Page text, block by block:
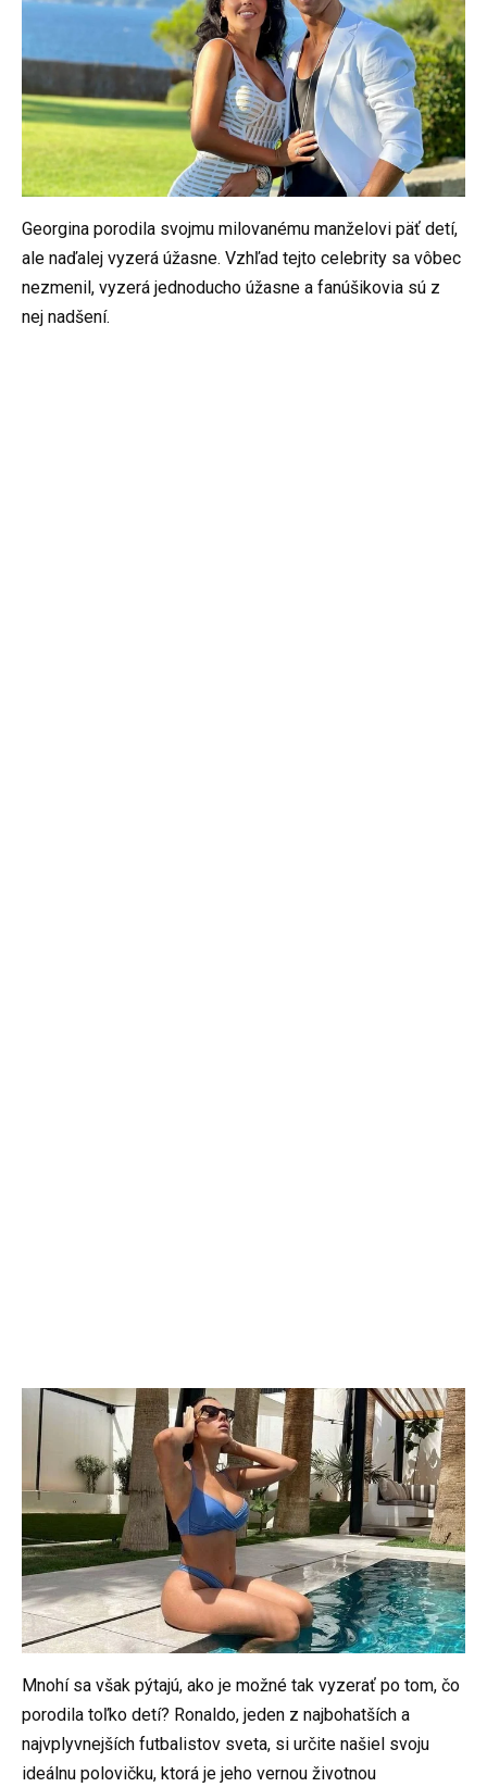
Georgina porodila svojmu milovanému manželovi päť detí,
ale naďalej vyzerá úžasne. Vzhľad tejto celebrity sa vôbec
nezmenil, vyzerá jednoducho úžasne a fanúšikovia sú z
nej nadšení.
Mnohí sa však pýtajú, ako je možné tak vyzerať po tom, čo
porodila toľko detí? Ronaldo, jeden z najbohatších a
najvplyvnejších futbalistov sveta, si určite našiel svoju
ideálnu polovičku, ktorá je jeho vernou životnou